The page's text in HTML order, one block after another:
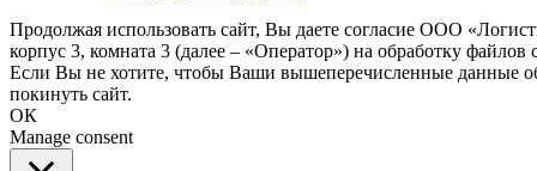
Продолжая использовать сайт, Вы даете согласие ООО
корпус 3, комната 3 (далее – «Оператор») на обработку
Если Вы не хотите, чтобы Ваши вышеперечисленные данные
покинуть сайт.
ОК
Manage consent